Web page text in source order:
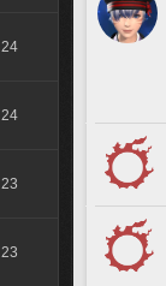
24
24
23
23